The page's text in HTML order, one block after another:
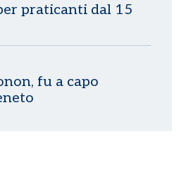
praticanti dal 15
fu a capo